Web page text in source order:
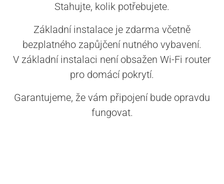
Stahujte, kolik potřebujete.
Základní instalace je zdarma včetně
bezplatného zapůjčení nutného vybavení.
V základní instalaci není obsažen Wi-Fi router
pro domácí pokrytí.
Garantujeme, že vám připojení bude opravdu
fungovat.